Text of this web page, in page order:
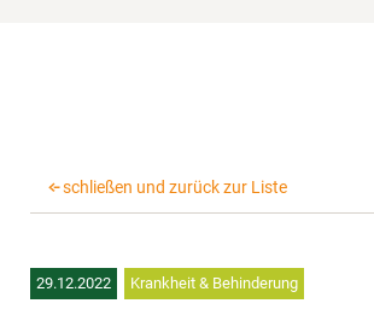
schließen und zurück zur Liste
29.12.2022 Krankheit & Behinderung